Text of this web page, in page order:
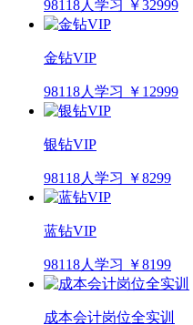
98118人学习 ￥32999
金钻VIP
98118人学习 ￥12999
银钻VIP
98118人学习 ￥8299
蓝钻VIP
98118人学习 ￥8199
成本会计岗位全实训